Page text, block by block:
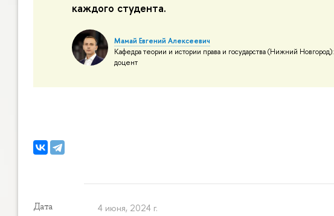
каждого студента.
Мамай Евгений Алексеевич
Кафедра теории и истории права и государства (Нижний Новгород):
доцент
Дата 4 июня, 2024 г.